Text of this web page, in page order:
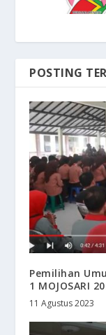
POSTING
Pemilihan
1 MOJOSARI
11 Agustus 2023